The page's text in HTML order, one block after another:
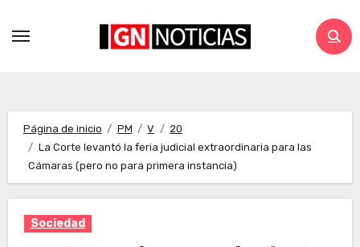
Página de inicio PM V
20
La Corte levantó la feria judicial extraordinaria para las
Cámaras (pero no para primera instancia)
Sociedad